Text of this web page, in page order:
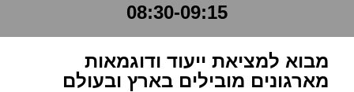
08:30-09:15
מבוא למציאת ייעוד ודוגמאות
מארגונים מובילים בארץ ובעולם